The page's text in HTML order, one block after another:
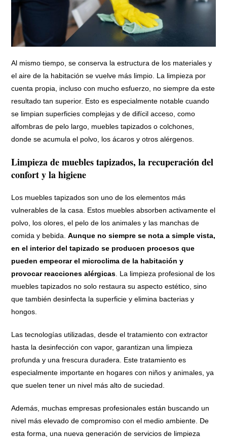
Al mismo tiempo, se conserva la estructura de los materiales y
el aire de la habitación se vuelve más limpio. La limpieza por
cuenta propia, incluso con mucho esfuerzo, no siempre da este
resultado tan superior. Esto es especialmente notable cuando
se limpian superficies complejas y de difícil acceso, como
alfombras de pelo largo, muebles tapizados o colchones,
donde se acumula el polvo, los ácaros y otros alérgenos.
Limpieza de muebles tapizados, la recuperación del
confort y la higiene
Los muebles tapizados son uno de los elementos más
vulnerables de la casa. Estos muebles absorben activamente el
polvo, los olores, el pelo de los animales y las manchas de
comida y bebida.Aunque no siempre se nota a simple vista,
en el interior del tapizado se producen procesos que
pueden empeorar el microclima de la habitación y
provocar reacciones alérgicas . La limpieza profesional de los
muebles tapizados no solo restaura su aspecto estético, sino
que también desinfecta la superficie y elimina bacterias y
hongos.
Las tecnologías utilizadas, desde el tratamiento con extractor
hasta la desinfección con vapor, garantizan una limpieza
profunda y una frescura duradera. Este tratamiento es
especialmente importante en hogares con niños y animales, ya
que suelen tener un nivel más alto de suciedad.
Además, muchas empresas profesionales están buscando un
nivel más elevado de compromiso con el medio ambiente. De
esta forma, una nueva generación de servicios de limpieza